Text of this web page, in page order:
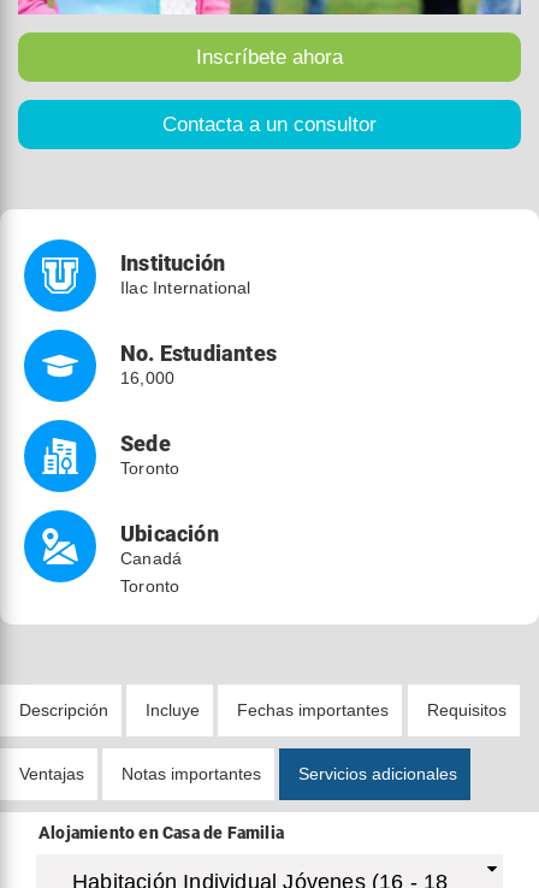
Institución
Ilac International
No. Estudiantes
16,000
Sede
Toronto
Ubicación
Canadá
Toronto
Descripción Incluye Fechas importantes Requisitos
Ventajas Notas importantes Servicios adicionales
Alojamiento en Casa de Familia
Habitación Individual Jóvenes (16 - 18